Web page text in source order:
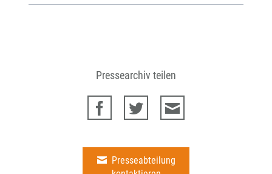
Pressearchiv teilen
Presseabteilung